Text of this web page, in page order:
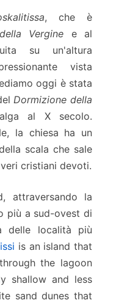
, che è
Vergine e al
su un'altura
vista
oggi è stata
Dormizione della
al X secolo.
la chiesa ha un
scala che sale
cristiani devoti.
attraversando la
più a sud-ovest di
delle località più
is an island that
the lagoon
shallow and less
sand dunes that